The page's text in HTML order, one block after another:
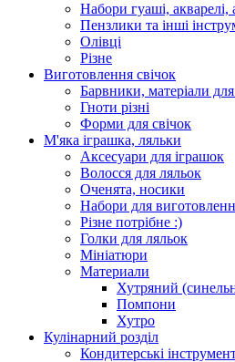
Набори гуаші, акварелі,
Пензлики та інші
Олівці
Різне
Виготовлення свічок
Барвники, матеріали для
Гноти різні
Форми для свічок
М'яка іграшка, ляльки
Аксесуари для іграшок
Волосся для ляльок
Оченята, носики
Набори для
Різне потрібне :)
Голки для ляльок
Мініатюри
Материали
Хутряний
Помпони
Хутро
Кулінарний розділ
Кондитерські